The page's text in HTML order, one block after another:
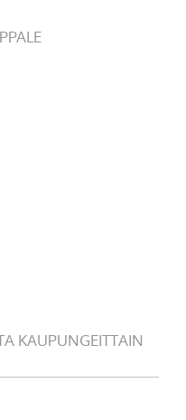
KAUPUNGEITTAIN